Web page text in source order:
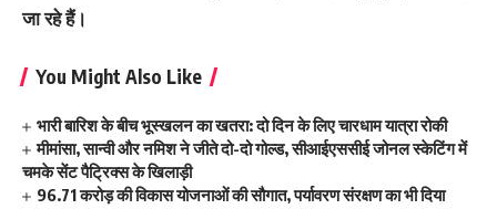
जा रहे हैं।
You Might Also Like
भारी बारिश के बीच भूस्खलन का खतरा: दो दिन के लिए चारधाम यात्रा रोकी
मीमांसा, सान्वी और नमिश ने जीते दो-दो गोल्ड, सीआईएससीई जोनल स्केटिंग में
चमके सेंट पैट्रिक्स के खिलाड़ी
96.71 करोड़ की विकास योजनाओं की सौगात, पर्यावरण संरक्षण का भी दिया